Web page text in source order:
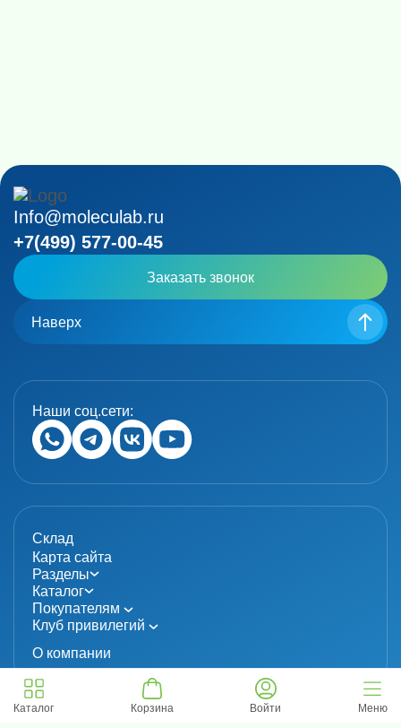
Info@moleculab.ru
+7(499) 577-00-45
Заказать звонок
Наверх
Наши соц.сети:
Склад
Карта сайта
Разделы
Каталог
Покупателям
Клуб привилегий
О компании
© 2024 «MolecuLab». Все права защищены.
Каталог Корзина Войти Меню